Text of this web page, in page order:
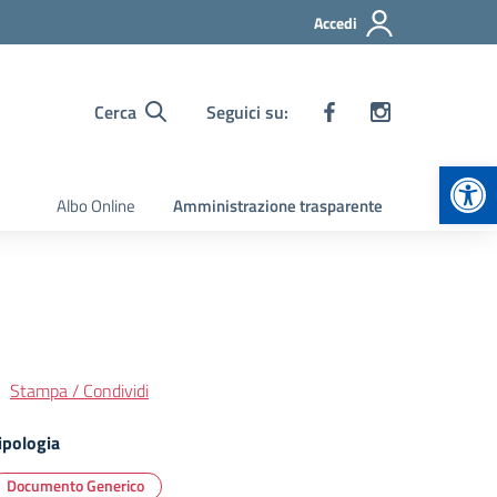
Accedi
Cerca Seguici su:
Albo Online Amministrazione trasparente
Stampa / Condividi
Documento Generico